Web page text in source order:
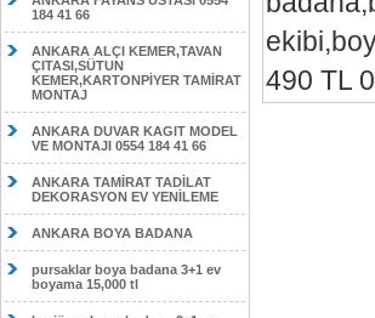
184 41 66
ANKARA ALÇI KEMER,TAVAN
ÇITASI,SÜTUN
KEMER,KARTONPİYER TAMİRAT
MONTAJ
ANKARA DUVAR KAGIT MODEL
VE MONTAJI 0554 184 41 66
ANKARA TAMİRAT TADİLAT
DEKORASYON EV YENİLEME
ANKARA BOYA BADANA
pursaklar boya badana 3+1 ev
boyama 15,000 tl